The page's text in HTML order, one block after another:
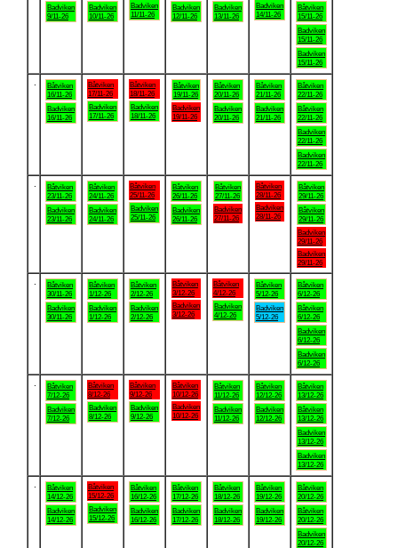
Badviken
9/11-26
Badviken
10/11-26
Badviken
11/11-26
Badviken
12/11-26
Badviken
13/11-26
Badviken
14/11-26
Båtviken
15/11-26
Badviken
15/11-26
Badviken
15/11-26
Båtviken
16/11-26
Badviken
16/11-26
Båtviken
17/11-26
Badviken
17/11-26
Båtviken
18/11-26
Badviken
18/11-26
Båtviken
19/11-26
Badviken
19/11-26
Båtviken
20/11-26
Badviken
20/11-26
Båtviken
21/11-26
Badviken
21/11-26
Båtviken
22/11-26
Båtviken
22/11-26
Badviken
22/11-26
Badviken
22/11-26
Båtviken
23/11-26
Badviken
23/11-26
Båtviken
24/11-26
Badviken
24/11-26
Båtviken
25/11-26
Badviken
25/11-26
Båtviken
26/11-26
Badviken
26/11-26
Båtviken
27/11-26
Badviken
27/11-26
Båtviken
28/11-26
Badviken
28/11-26
Båtviken
29/11-26
Båtviken
29/11-26
Badviken
29/11-26
Badviken
29/11-26
Båtviken
30/11-26
Badviken
30/11-26
Båtviken
1/12-26
Badviken
1/12-26
Båtviken
2/12-26
Badviken
2/12-26
Båtviken
3/12-26
Badviken
3/12-26
Båtviken
4/12-26
Badviken
4/12-26
Båtviken
5/12-26
Badviken
5/12-26
Båtviken
6/12-26
Båtviken
6/12-26
Badviken
6/12-26
Badviken
6/12-26
Båtviken
7/12-26
Badviken
7/12-26
Båtviken
8/12-26
Badviken
8/12-26
Båtviken
9/12-26
Badviken
9/12-26
Båtviken
10/12-26
Badviken
10/12-26
Båtviken
11/12-26
Badviken
11/12-26
Båtviken
12/12-26
Badviken
12/12-26
Båtviken
13/12-26
Båtviken
13/12-26
Badviken
13/12-26
Badviken
13/12-26
Båtviken
14/12-26
Badviken
14/12-26
Båtviken
15/12-26
Badviken
15/12-26
Båtviken
16/12-26
Badviken
16/12-26
Båtviken
17/12-26
Badviken
17/12-26
Båtviken
18/12-26
Badviken
18/12-26
Båtviken
19/12-26
Badviken
19/12-26
Båtviken
20/12-26
Båtviken
20/12-26
Badviken
20/12-26